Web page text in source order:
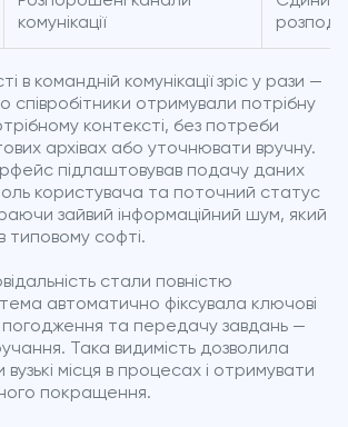
комунікації
в командній комунікації зріс у рази —
співробітники отримували потрібну
контексті, без потреби
архівах або уточнювати вручну.
підлаштовував подачу даних
користувача та поточний статус
зайвий інформаційний шум, який
типовому софті.
стали повністю
автоматично фіксувала ключові
та передачу завдань —
Така видимість дозволила
вузькі місця в процесах і отримувати
покращення.